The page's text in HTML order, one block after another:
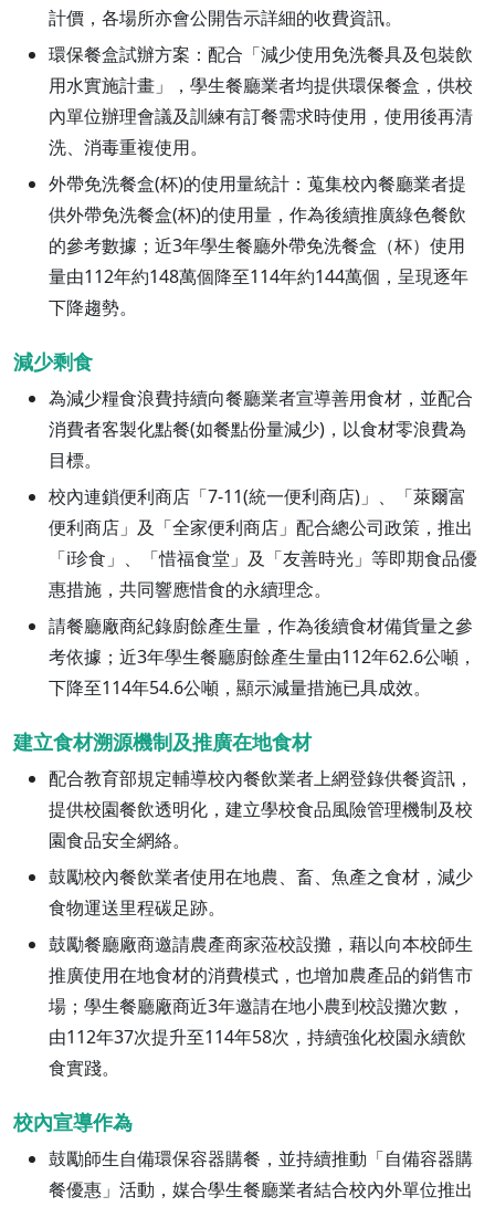
計價，各場所亦會公開告示詳細的收費資訊。
環保餐盒試辦方案：配合「減少使用免洗餐具及包裝飲
用水實施計畫」，學生餐廳業者均提供環保餐盒，供校
內單位辦理會議及訓練有訂餐需求時使用，使用後再清
洗、消毒重複使用。
外帶免洗餐盒(杯)的使用量統計：蒐集校內餐廳業者提
供外帶免洗餐盒(杯)的使用量，作為後續推廣綠色餐飲
的參考數據；近3年學生餐廳外帶免洗餐盒（杯）使用
量由112年約148萬個降至114年約144萬個，呈現逐年
下降趨勢。
減少剩食
為減少糧食浪費持續向餐廳業者宣導善用食材，並配合
消費者客製化點餐(如餐點份量減少)，以食材零浪費為
目標。
校內連鎖便利商店「7-11(統一便利商店)」、「萊爾富
便利商店」及「全家便利商店」配合總公司政策，推出
「i珍食」、「惜福食堂」及「友善時光」等即期食品優
惠措施，共同響應惜食的永續理念。
請餐廳廠商紀錄廚餘產生量，作為後續食材備貨量之參
考依據；近3年學生餐廳廚餘產生量由112年62.6公噸，
下降至114年54.6公噸，顯示減量措施已具成效。
建立食材溯源機制及推廣在地食材
配合教育部規定輔導校內餐飲業者上網登錄供餐資訊，
提供校園餐飲透明化，建立學校食品風險管理機制及校
園食品安全網絡。
鼓勵校內餐飲業者使用在地農、畜、魚產之食材，減少
食物運送里程碳足跡。
鼓勵餐廳廠商邀請農產商家蒞校設攤，藉以向本校師生
推廣使用在地食材的消費模式，也增加農產品的銷售市
場；學生餐廳廠商近3年邀請在地小農到校設攤次數，
由112年37次提升至114年58次，持續強化校園永續飲
食實踐。
校內宣導作為
鼓勵師生自備環保容器購餐，並持續推動「自備容器購
餐優惠」活動，媒合學生餐廳業者結合校內外單位推出